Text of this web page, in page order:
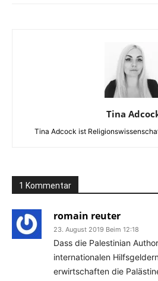
Tina
Tina Adcock ist
1 Kommentar
romain reuter
23. August 2019 Beim 12:18
Dass die Palestinian
internationalen
erwirtschaften die